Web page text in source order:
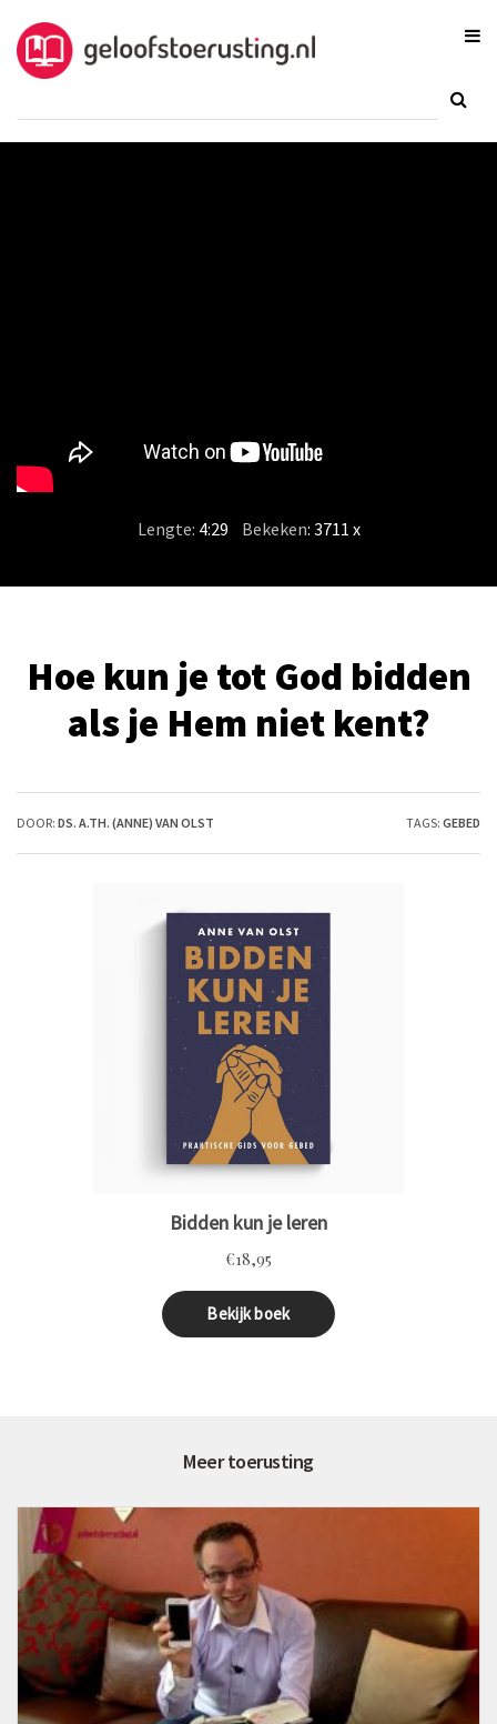
Lengte: 4:29 Bekeken: 3711 x
Hoe kun je tot God bidden
als je Hem niet kent?
DOOR: DS. A.TH. (ANNE) VAN OLST TAGS: GEBED
Meer toerusting